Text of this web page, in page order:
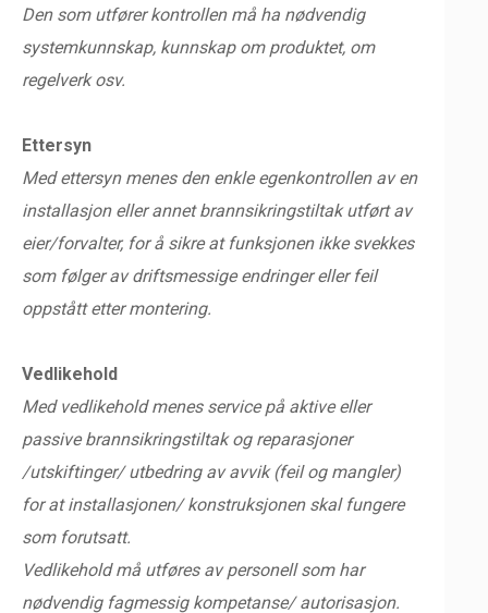
Den som utfører kontrollen må ha nødvendig
systemkunnskap, kunnskap om produktet, om
regelverk osv.
Ettersyn
Med ettersyn menes den enkle egenkontrollen av en
installasjon eller annet brannsikringstiltak utført av
eier/forvalter, for å sikre at funksjonen ikke svekkes
som følger av driftsmessige endringer eller feil
oppstått etter montering.
Vedlikehold
Med vedlikehold menes service på aktive eller
passive brannsikringstiltak og reparasjoner
/utskiftinger/ utbedring av avvik (feil og mangler)
for at installasjonen/ konstruksjonen skal fungere
som forutsatt.
Vedlikehold må utføres av personell som har
nødvendig fagmessig kompetanse/ autorisasjon.